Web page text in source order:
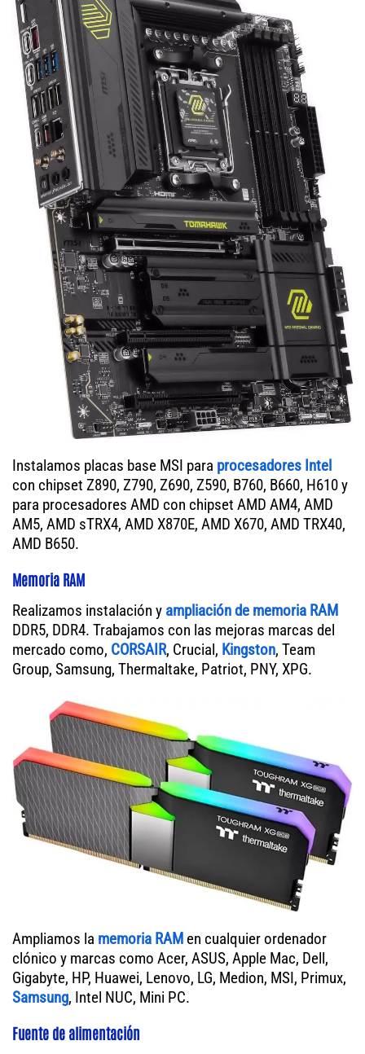
Instalamos placas base MSI para procesadores Intel
con chipset Z890, Z790, Z690, Z590, B760, B660, H610 y
para procesadores AMD con chipset AMD AM4, AMD
AM5, AMD sTRX4, AMD X870E, AMD X670, AMD TRX40,
AMD B650.
Memoria RAM
Realizamos instalación y ampliación de memoria RAM
DDR5, DDR4. Trabajamos con las mejoras marcas del
mercado como, CORSAIR, Crucial, Kingston, Team
Group, Samsung, Thermaltake, Patriot, PNY, XPG.
Ampliamos la memoria RAM en cualquier ordenador
clónico y marcas como Acer, ASUS, Apple Mac, Dell,
Gigabyte, HP, Huawei, Lenovo, LG, Medion, MSI, Primux,
Samsung, Intel NUC, Mini PC.
Fuente de alimentación